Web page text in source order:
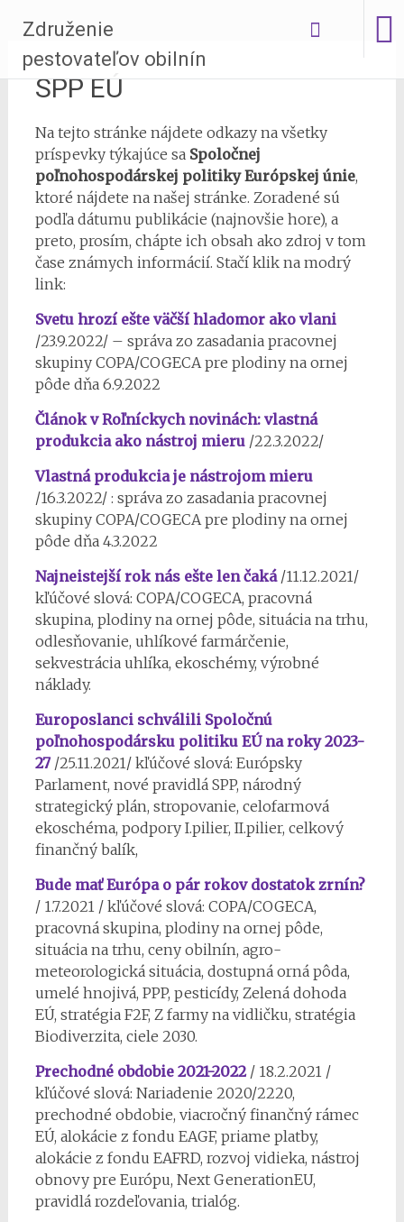
content
Združenie
pestovateľov obilnín
SPP EÚ
Na tejto stránke nájdete odkazy na všetky
príspevky týkajúce sa Spoločnej
poľnohospodárskej politiky Európskej únie,
ktoré nájdete na našej stránke. Zoradené sú
podľa dátumu publikácie (najnovšie hore), a
preto, prosím, chápte ich obsah ako zdroj v tom
čase známych informácií. Stačí klik na modrý
link:
Svetu hrozí ešte väčší hladomor ako vlani
/23.9.2022/ – správa zo zasadania pracovnej
skupiny COPA/COGECA pre plodiny na ornej
pôde dňa 6.9.2022
Článok v Roľníckych novinách: vlastná
produkcia ako nástroj mieru /22.3.2022/
Vlastná produkcia je nástrojom mieru
/16.3.2022/ : správa zo zasadania pracovnej
skupiny COPA/COGECA pre plodiny na ornej
pôde dňa 4.3.2022
Najneistejší rok nás ešte len čaká/11.12.2021/
kľúčové slová: COPA/COGECA, pracovná
skupina, plodiny na ornej pôde, situácia na trhu,
odlesňovanie, uhlíkové farmárčenie,
sekvestrácia uhlíka, ekoschémy, výrobné
náklady.
Europoslanci schválili Spoločnú
poľnohospodársku politiku EÚ na roky 2023-
27/25.11.2021/ kľúčové slová: Európsky
Parlament, nové pravidlá SPP, národný
strategický plán, stropovanie, celofarmová
ekoschéma, podpory I.pilier, II.pilier, celkový
finančný balík,
Bude mať Európa o pár rokov dostatok zrnín?
/ 1.7.2021 / kľúčové slová: COPA/COGECA,
pracovná skupina, plodiny na ornej pôde,
situácia na trhu, ceny obilnín, agro-
meteorologická situácia, dostupná orná pôda,
umelé hnojivá, PPP, pesticídy, Zelená dohoda
EÚ, stratégia F2F, Z farmy na vidličku, stratégia
Biodiverzita, ciele 2030.
Prechodné obdobie 2021-2022/ 18.2.2021 /
kľúčové slová: Nariadenie 2020/2220,
prechodné obdobie, viacročný finančný rámec
EÚ, alokácie z fondu EAGF, priame platby,
alokácie z fondu EAFRD, rozvoj vidieka, nástroj
obnovy pre Európu, Next GenerationEU,
pravidlá rozdeľovania, trialóg.